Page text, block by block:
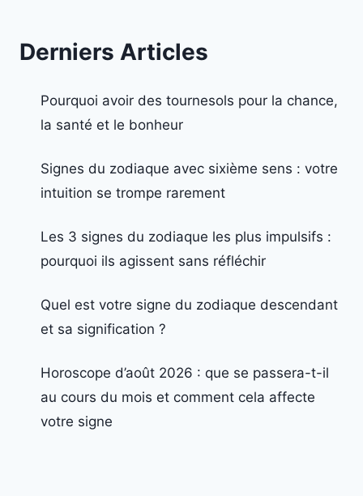
Derniers Articles
Pourquoi avoir des tournesols pour la chance,
la santé et le bonheur
Signes du zodiaque avec sixième sens : votre
intuition se trompe rarement
Les 3 signes du zodiaque les plus impulsifs :
pourquoi ils agissent sans réfléchir
Quel est votre signe du zodiaque descendant
et sa signification ?
Horoscope d’août 2026 : que se passera-t-il
au cours du mois et comment cela affecte
votre signe